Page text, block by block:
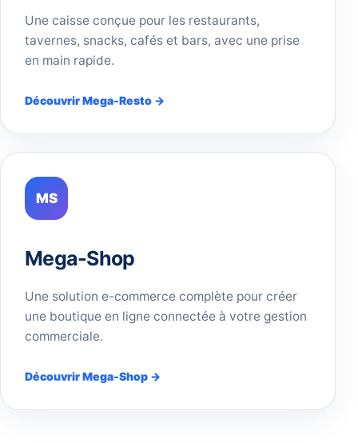
Une caisse conçue pour les restaurants,
tavernes, snacks, cafés et bars, avec une prise
en main rapide.
Découvrir Mega-Resto →
MS
Mega-Shop
Une solution e-commerce complète pour créer
une boutique en ligne connectée à votre gestion
commerciale.
Découvrir Mega-Shop →